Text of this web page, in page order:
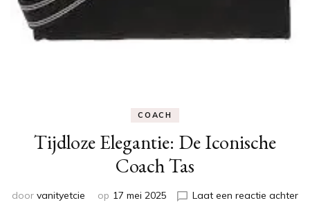
COACH
Tijdloze Elegantie: De Iconische
Coach Tas
door vanityetcie op 17 mei 2025 Laat een reactie achterop